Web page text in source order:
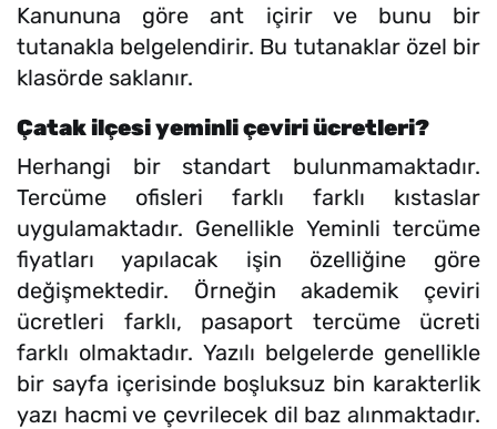
Kanununa göre ant içirir ve bunu bir
tutanakla belgelendirir. Bu tutanaklar özel bir
klasörde saklanır.
Çatak ilçesi yeminli çeviri ücretleri?
Herhangi bir standart bulunmamaktadır.
Tercüme ofisleri farklı farklı kıstaslar
uygulamaktadır. Genellikle Yeminli tercüme
fiyatları yapılacak işin özelliğine göre
değişmektedir. Örneğin akademik çeviri
ücretleri farklı, pasaport tercüme ücreti
farklı olmaktadır. Yazılı belgelerde genellikle
bir sayfa içerisinde boşluksuz bin karakterlik
yazı hacmi ve çevrilecek dil baz alınmaktadır.